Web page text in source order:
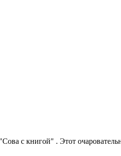
с книгой" . Этот